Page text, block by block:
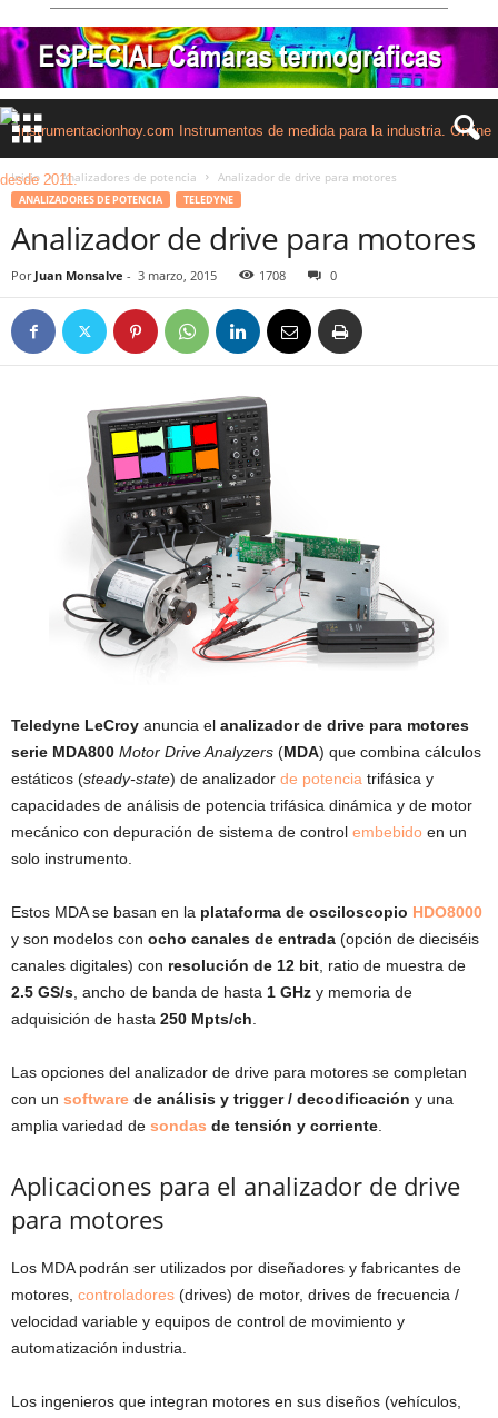
Inicio Analizadores de potencia Analizador de drive para motores
ANALIZADORES DE POTENCIA TELEDYNE
Analizador de drive para motores
Por Juan Monsalve - 3 marzo, 2015 1708 0
Teledyne LeCroy anuncia el analizador de drive para motores
serie MDA800 Motor Drive Analyzers (MDA) que combina cálculos
estáticos (steady-state) de analizador de potencia trifásica y
capacidades de análisis de potencia trifásica dinámica y de motor
mecánico con depuración de sistema de control embebido en un
solo instrumento.
Estos MDA se basan en la plataforma de osciloscopio HDO8000
y son modelos con ocho canales de entrada (opción de dieciséis
canales digitales) con resolución de 12 bit , ratio de muestra de
2.5 GS/s , ancho de banda de hasta 1 GHz y memoria de
adquisición de hasta 250 Mpts/ch
Las opciones del analizador de drive para motores se completan
con un software de análisis y trigger / decodificación y una
amplia variedad de sondas de tensión y corriente
Aplicaciones para el analizador de drive
para motores
Los MDA podrán ser utilizados por diseñadores y fabricantes de
motores, controladores (drives) de motor, drives de frecuencia /
velocidad variable y equipos de control de movimiento y
automatización industria.
Los ingenieros que integran motores en sus diseños (vehículos,